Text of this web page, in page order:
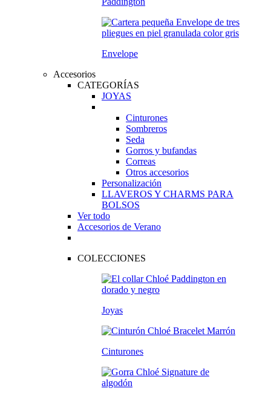
Envelope
Accesorios
CATEGORÍAS
JOYAS
Cinturones
Sombreros
Seda
Gorros y bufandas
Correas
Otros accesorios
Personalización
LLAVEROS Y CHARMS PARA
BOLSOS
Ver todo
Accesorios de Verano
COLECCIONES
Joyas
Cinturones